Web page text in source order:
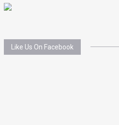
Like Us On Facebook